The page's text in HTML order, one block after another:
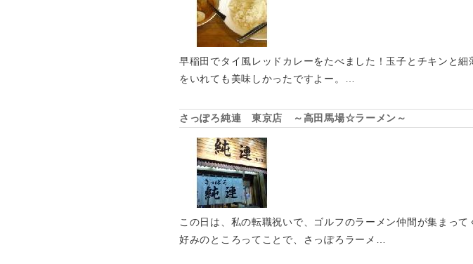
早稲田でタイ風レッドカレーをたべました！玉子とチキンと
をいれても美味しかったですよー。…
さっぽろ純連 東京店 ～高田馬場☆ラーメン～
この日は、私の転職祝いで、ゴルフのラーメン仲間が集まっ
好みのところってことで、さっぽろラーメ…